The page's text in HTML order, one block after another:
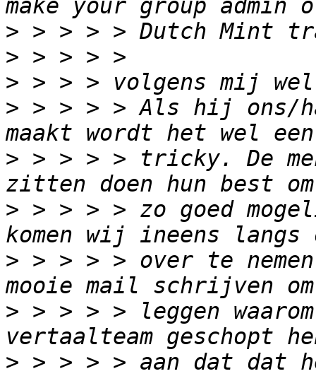
>
>
>
> > > > > Als hij ons/
> > > > > tricky. De
> > > > > zo goed
> > > > > over te
> > > > > leggen
> > > > > aan dat dat